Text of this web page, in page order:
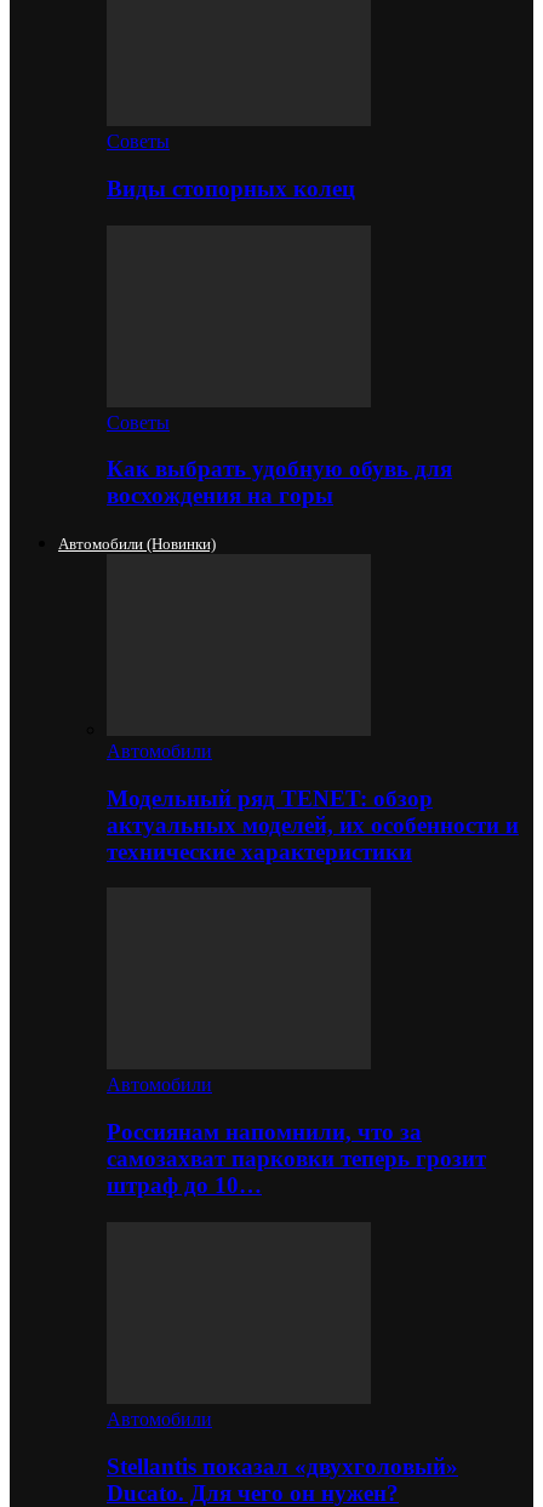
Советы
Виды стопорных колец
Советы
Как выбрать удобную обувь для
восхождения на горы
Автомобили (новинки)
Автомобили
Модельный ряд TENET: обзор
актуальных моделей, их особенности и
технические характеристики
Автомобили
Россиянам напомнили, что за
самозахват парковки теперь грозит
штраф до 10…
Автомобили
Stellantis показал «двухголовый»
Ducato. Для чего он нужен?